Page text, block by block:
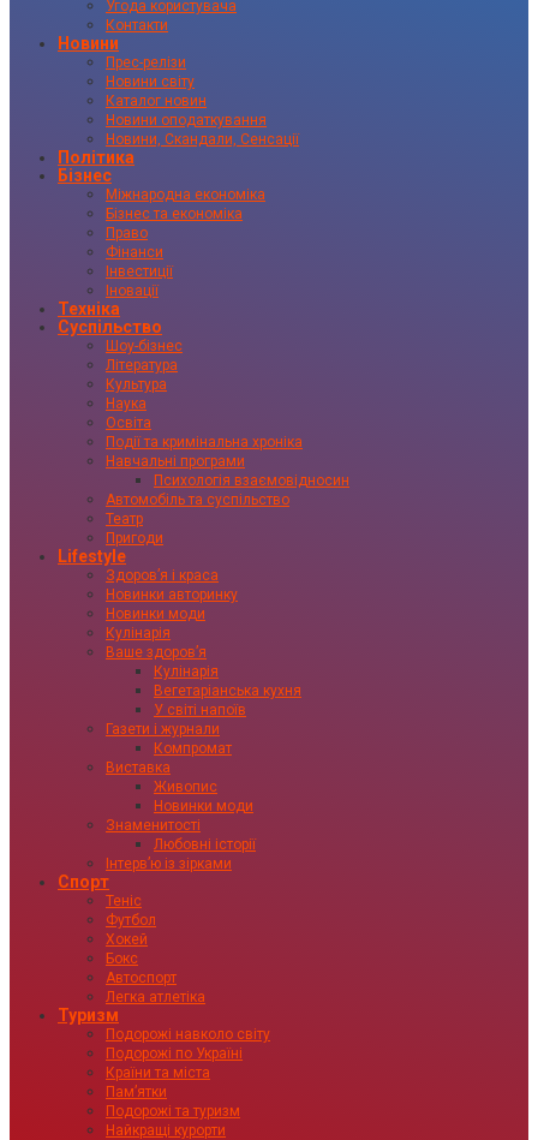
Угода користувача
Контакти
Новини
Прес-релізи
Новини світу
Каталог новин
Новини оподаткування
Новини, Скандали, Сенсації
Політика
Бізнес
Міжнародна економіка
Бізнес та економіка
Право
Фінанси
Інвестиції
Іновації
Техніка
Суспільство
Шоу-бізнес
Література
Культура
Наука
Освіта
Події та кримінальна хроніка
Навчальні програми
Психологія взаємовідносин
Автомобіль та суспільство
Театр
Пригоди
Lifestyle
Здоровʼя і краса
Новинки авторинку
Новинки моди
Кулінарія
Ваше здоровʼя
Кулінарія
Вегетаріанська кухня
У світі напоїв
Газети і журнали
Компромат
Виставка
Живопис
Новинки моди
Знаменитості
Любовні історії
Інтервʼю із зірками
Спорт
Теніс
Футбол
Хокей
Бокс
Автоспорт
Легка атлетіка
Туризм
Подорожі навколо світу
Подорожі по Україні
Країни та міста
Пам’ятки
Подорожі та туризм
Найкращі курорти